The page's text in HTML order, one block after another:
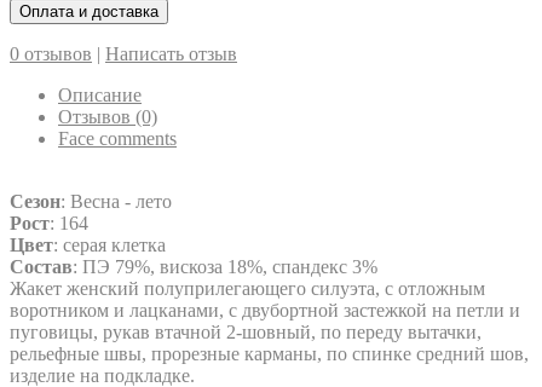
Оплата и доставка
0 отзывов | Написать отзыв
Описание
Отзывов (0)
Face comments
Сезон: Весна - лето
Рост: 164
Цвет: серая клетка
Состав: ПЭ 79%, вискоза 18%, спандекс 3%
Жакет женский полуприлегающего силуэта, с отложным
воротником и лацканами, с двубортной застежкой на петли и
пуговицы, рукав втачной 2-шовный, по переду вытачки,
рельефные швы, прорезные карманы, по спинке средний шов,
изделие на подкладке.